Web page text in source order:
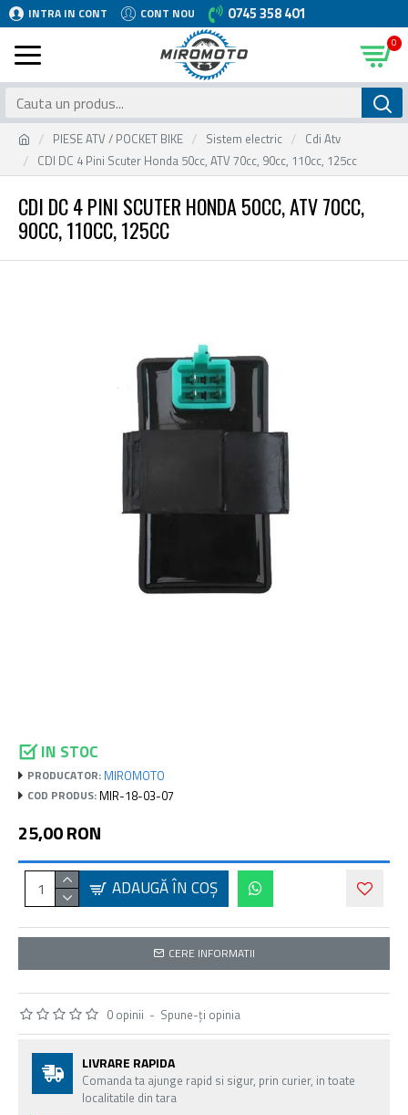
INTRA IN CONT CONT NOU 0745 358 401
0
PIESE ATV / POCKET BIKE Sistem electric
Cdi Atv
CDI DC 4 Pini Scuter Honda 50cc, ATV 70cc, 90cc, 110cc, 125cc
CDI DC 4 PINI SCUTER HONDA 50CC, ATV 70CC,
90CC, 110CC, 125CC
IN STOC
PRODUCATOR: MIROMOTO
COD PRODUS: MIR-18-03-07
0 opinii - Spune-ţi opinia
25,00 RON
ADAUGĂ ÎN COŞ
CERE INFORMATII
LIVRARE RAPIDA
Comanda ta ajunge rapid si sigur, prin curier, in toate
localitatile din tara